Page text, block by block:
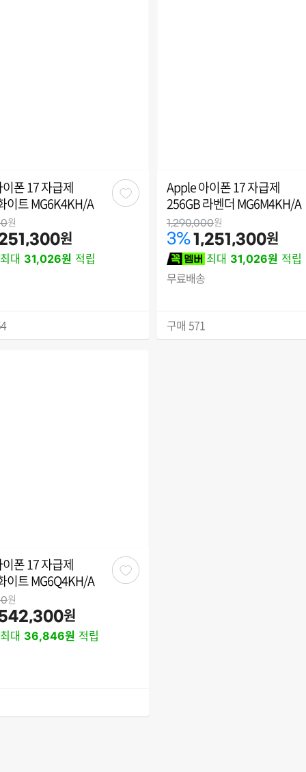
폰 17 자급제
이트 MG6K4KH/A
원
원
최대 31,026원 적립
관
Apple 아이폰 17 자급제
256GB 라벤더 MG6M4KH/A
1,290,000원
3%1,251,300원
최대 31,026원 적립
무료배송
구매 571
폰 17 자급제
이트 MG6Q4KH/A
원
원
최대 36,846원 적립
관